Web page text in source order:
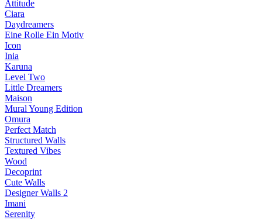
Attitude
Ciara
Daydreamers
Eine Rolle Ein Motiv
Icon
Inia
Karuna
Level Two
Little Dreamers
Maison
Mural Young Edition
Omura
Perfect Match
Structured Walls
Textured Vibes
Wood
Decoprint
Cute Walls
Designer Walls 2
Imani
Serenity